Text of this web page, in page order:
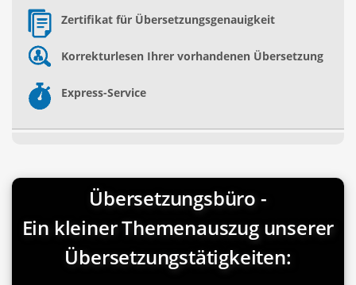
Zertifikat für Übersetzungsgenauigkeit
Korrekturlesen Ihrer vorhandenen Übersetzung
Express-Service
Übersetzungsbüro -
Ein kleiner Themenauszug unserer
Übersetzungstätigkeiten: